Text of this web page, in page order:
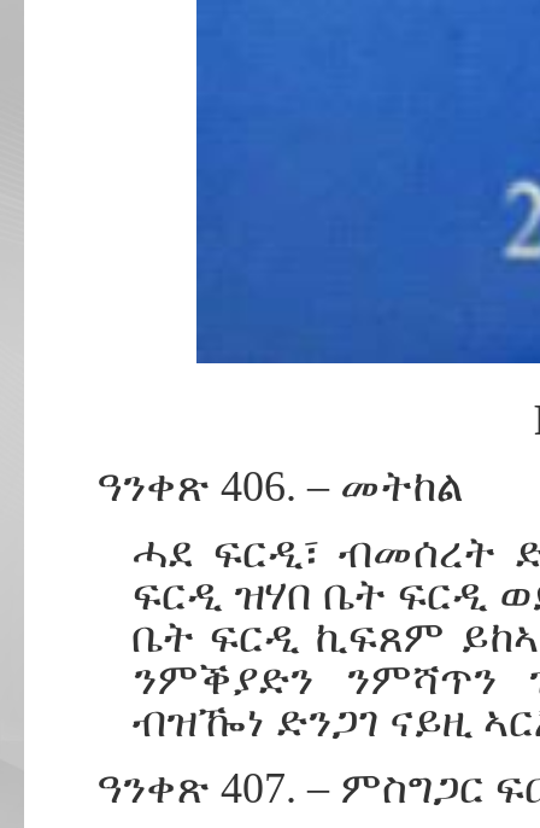
ዓንቀጽ 406. – መትከል
ሓደ ፍርዲ፣ ብመሰረት
ፍርዲ ዝሃበ ቤት ፍርዲ
ቤት ፍርዲ ኪፍጸም
ንምቕያድን ንምሻጥን
ብዝዀነ ድንጋገ ናይዚ
ዓንቀጽ 407. – ምስግጋር